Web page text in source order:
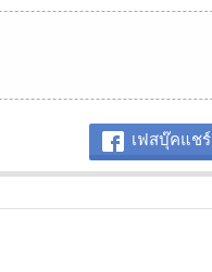
เฟสบุ๊คแชร์